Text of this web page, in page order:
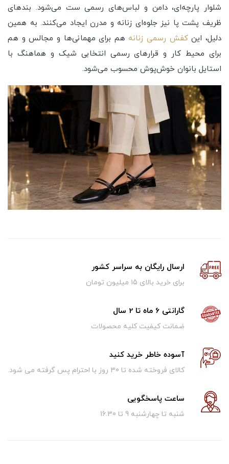
شلوار پارچه‌ای، دامن و لباس‌های رسمی ست می‌شود. بندهای
ظریف پشت پا نیز جلوه‌ای زنانه و مدرن ایجاد می‌کنند. به همین
دلیل، اینکفش رسمی زنانه هم برای مهمانی‌ها و مجالس و هم
برای محیط کار و قرارهای رسمی انتخابی شیک و هماهنگ با
استایل بانوان خوش‌پوش محسوب می‌شود.
ارسال رایگان به سراسر کشور
برای خرید بالای ۱5 میلیون تومان
گارانتی 6 ماه تا 2 سال
ضمانت کیفیت کلیه محصولات
آسوده خاطر خرید کنید
کالای فروخته شده تا 30 روز با احترام پس گرفته می شود.
ساعت پاسخگویی
شنبه تا چهارشنبه 9 تا 16.30